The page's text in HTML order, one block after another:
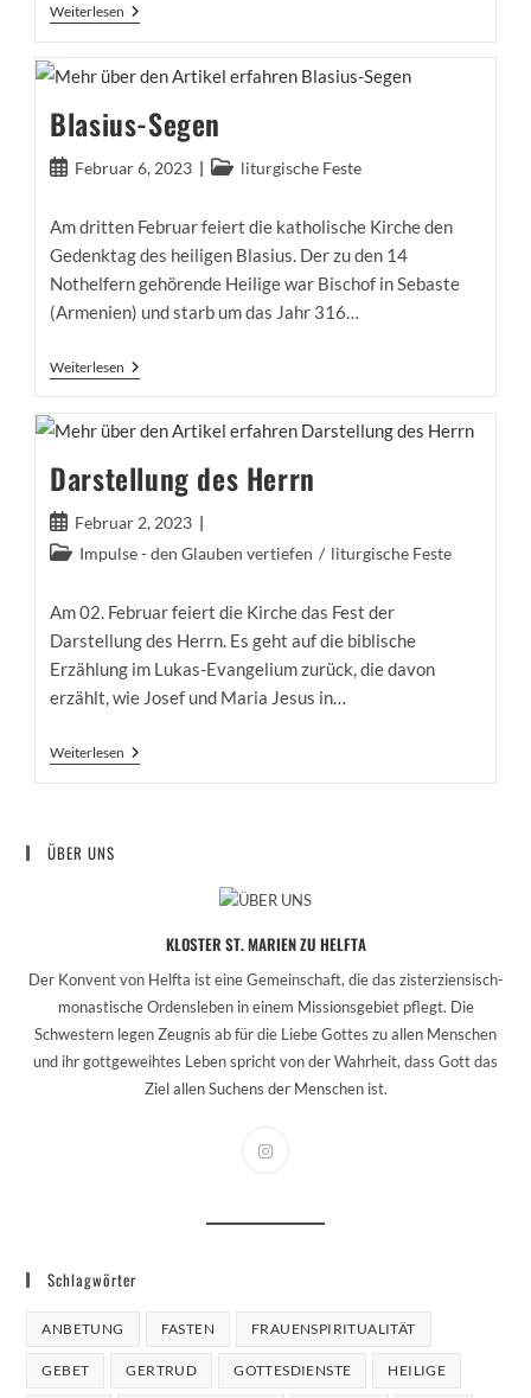
Weiterlesen Österliches
Triduum
Gottesdienste
Blasius-Segen
BeitragFebruar 6, 2023
Beitrags-liturgische Feste
Am dritten Februar feiert die katholische Kirche den
Gedenktag des heiligen Blasius. Der zu den 14
Nothelfern gehörende Heilige war Bischof in Sebaste
(Armenien) und starb um das Jahr 316…
Weiterlesen Blasius-
Segen
Darstellung des Herrn
Beitrag
veröffentlicht:
Februar 2, 2023
Beitrags-Impulse - den Glauben vertiefen / liturgische Feste
Am 02. Februar feiert die Kirche das Fest der
Darstellung des Herrn. Es geht auf die biblische
Erzählung im Lukas-Evangelium zurück, die davon
erzählt, wie Josef und Maria Jesus in…
Weiterlesen Darstellung
Des
ÜBER UNS
KLOSTER ST. MARIEN ZU HELFTA
Der Konvent von Helfta ist eine Gemeinschaft, die das zisterziensisch-
monastische Ordensleben in einem Missionsgebiet pflegt. Die
Schwestern legen Zeugnis ab für die Liebe Gottes zu allen Menschen
und ihr gottgeweihtes Leben spricht von der Wahrheit, dass Gott das
Ziel allen Suchens der Menschen ist.
Schlagwörter
ANBETUNG FASTEN FRAUENSPIRITUALITÄT
GEBET GERTRUD GOTTESDIENSTE HEILIGE